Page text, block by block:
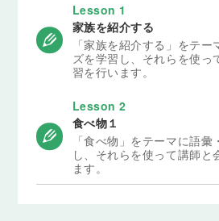
Lesson 1
家族を紹介する
「家族を紹介する」をテ
ズを学習し、それらを使っ
習を行います。
Lesson 2
食べ物１
「食べ物」をテーマに語
し、それらを使って講師と
ます。